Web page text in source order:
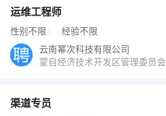
运维工程师
性别不限 经验不限
云南幂次科技有限公司
蒙自经济技术开发区管理委员会
渠道专员